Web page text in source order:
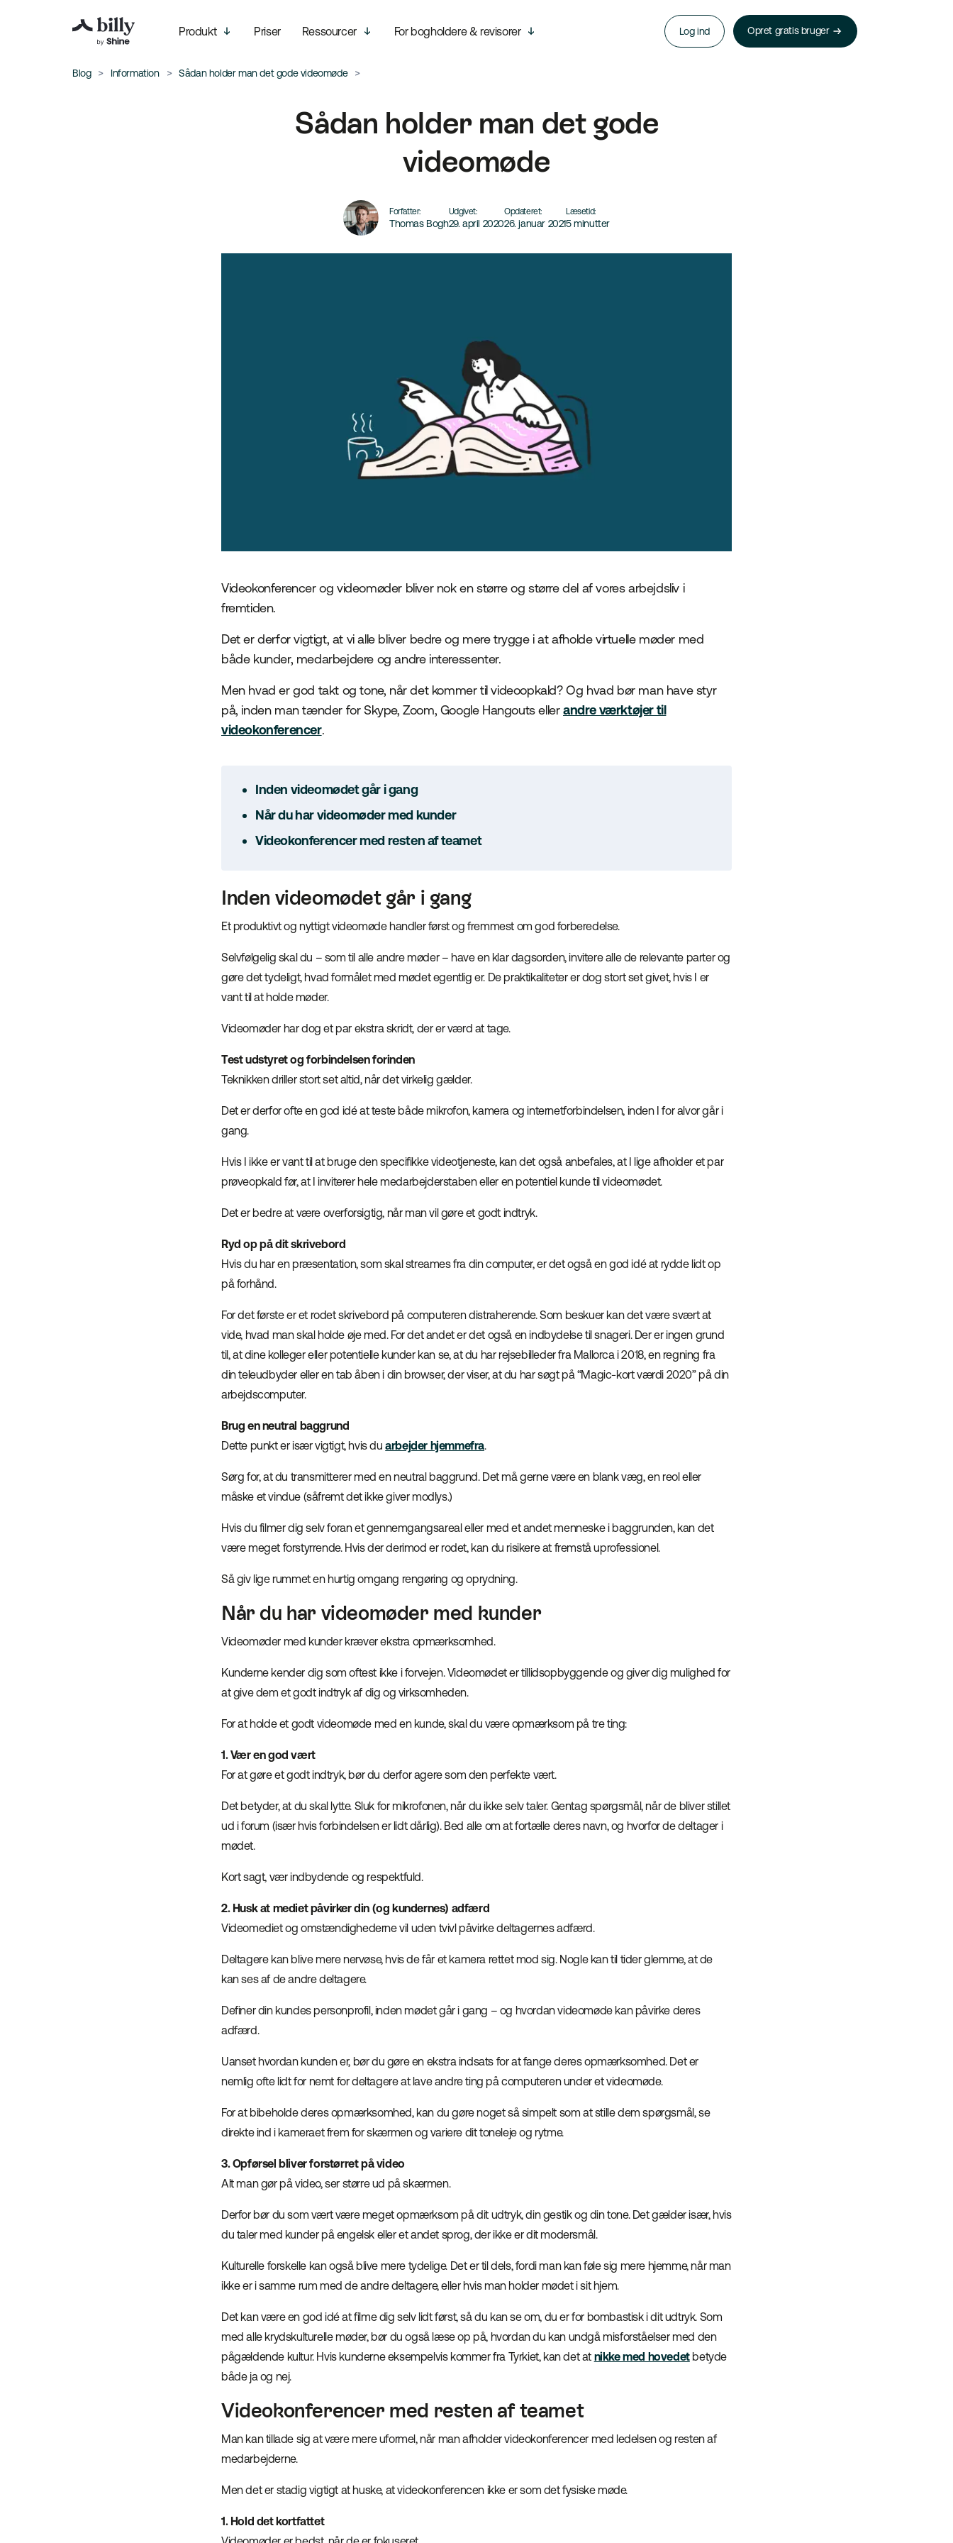
Produkt Priser Ressourcer For bogholdere & revisorer Log ind Opret gratis bruger
Blog Information Sådan holder man det gode videomøde
Sådan holder man det gode
videomøde
Forfatter:
Thomas Bogh
Udgivet:
29. april 2020
Opdateret:
26. januar 2021
Læsetid:
5 minutter
Inden videomødet går i gang
Når du har videomøder med kunder
Videokonferencer med resten af teamet
Videokonferencer og videomøder bliver nok en større og større del af vores arbejdsliv i
fremtiden.
Det er derfor vigtigt, at vi alle bliver bedre og mere trygge i at afholde virtuelle møder med
både kunder, medarbejdere og andre interessenter.
Men hvad er god takt og tone, når det kommer til videoopkald? Og hvad bør man have styr
på, inden man tænder for Skype, Zoom, Google Hangouts ellerandre værktøjer til
videokonferencer.
Inden videomødet går i gang
Et produktivt og nyttigt videomøde handler først og fremmest om god forberedelse.
Selvfølgelig skal du – som til alle andre møder – have en klar dagsorden, invitere alle de relevante parter og
gøre det tydeligt, hvad formålet med mødet egentlig er. De praktikaliteter er dog stort set givet, hvis I er
vant til at holde møder.
Videomøder har dog et par ekstra skridt, der er værd at tage.
Test udstyret og forbindelsen forinden
Teknikken driller stort set altid, når det virkelig gælder.
Det er derfor ofte en god idé at teste både mikrofon, kamera og internetforbindelsen, inden I for alvor går i
gang.
Hvis I ikke er vant til at bruge den specifikke videotjeneste, kan det også anbefales, at I lige afholder et par
prøveopkald før, at I inviterer hele medarbejderstaben eller en potentiel kunde til videomødet.
Det er bedre at være overforsigtig, når man vil gøre et godt indtryk.
Ryd op på dit skrivebord
Hvis du har en præsentation, som skal streames fra din computer, er det også en god idé at rydde lidt op
på forhånd.
For det første er et rodet skrivebord på computeren distraherende. Som beskuer kan det være svært at
vide, hvad man skal holde øje med. For det andet er det også en indbydelse til snageri. Der er ingen grund
til, at dine kolleger eller potentielle kunder kan se, at du har rejsebilleder fra Mallorca i 2018, en regning fra
din teleudbyder eller en tab åben i din browser, der viser, at du har søgt på “Magic-kort værdi 2020” på din
arbejdscomputer.
Brug en neutral baggrund
Dette punkt er især vigtigt, hvis duarbejder hjemmefra.
Sørg for, at du transmitterer med en neutral baggrund. Det må gerne være en blank væg, en reol eller
måske et vindue (såfremt det ikke giver modlys.)
Hvis du filmer dig selv foran et gennemgangsareal eller med et andet menneske i baggrunden, kan det
være meget forstyrrende. Hvis der derimod er rodet, kan du risikere at fremstå uprofessionel.
Så giv lige rummet en hurtig omgang rengøring og oprydning.
Når du har videomøder med kunder
Videomøder med kunder kræver ekstra opmærksomhed.
Kunderne kender dig som oftest ikke i forvejen. Videomødet er tillidsopbyggende og giver dig mulighed for
at give dem et godt indtryk af dig og virksomheden.
For at holde et godt videomøde med en kunde, skal du være opmærksom på tre ting:
1. Vær en god vært
For at gøre et godt indtryk, bør du derfor agere som den perfekte vært.
Det betyder, at du skal lytte. Sluk for mikrofonen, når du ikke selv taler. Gentag spørgsmål, når de bliver stillet
ud i forum (især hvis forbindelsen er lidt dårlig). Bed alle om at fortælle deres navn, og hvorfor de deltager i
mødet.
Kort sagt, vær indbydende og respektfuld.
2. Husk at mediet påvirker din (og kundernes) adfærd
Videomediet og omstændighederne vil uden tvivl påvirke deltagernes adfærd.
Deltagere kan blive mere nervøse, hvis de får et kamera rettet mod sig. Nogle kan til tider glemme, at de
kan ses af de andre deltagere.
Definer din kundes personprofil, inden mødet går i gang – og hvordan videomøde kan påvirke deres
adfærd.
Uanset hvordan kunden er, bør du gøre en ekstra indsats for at fange deres opmærksomhed. Det er
nemlig ofte lidt for nemt for deltagere at lave andre ting på computeren under et videomøde.
For at bibeholde deres opmærksomhed, kan du gøre noget så simpelt som at stille dem spørgsmål, se
direkte ind i kameraet frem for skærmen og variere dit toneleje og rytme.
3. Opførsel bliver forstørret på video
Alt man gør på video, ser større ud på skærmen.
Derfor bør du som vært være meget opmærksom på dit udtryk, din gestik og din tone. Det gælder især, hvis
du taler med kunder på engelsk eller et andet sprog, der ikke er dit modersmål.
Kulturelle forskelle kan også blive mere tydelige. Det er til dels, fordi man kan føle sig mere hjemme, når man
ikke er i samme rum med de andre deltagere, eller hvis man holder mødet i sit hjem.
Det kan være en god idé at filme dig selv lidt først, så du kan se om, du er for bombastisk i dit udtryk. Som
med alle krydskulturelle møder, bør du også læse op på, hvordan du kan undgå misforståelser med den
pågældende kultur. Hvis kunderne eksempelvis kommer fra Tyrkiet, kan det at nikke med hovedetbetyde
både ja og nej.
Videokonferencer med resten af teamet
Man kan tillade sig at være mere uformel, når man afholder videokonferencer med ledelsen og resten af
medarbejderne.
Men det er stadig vigtigt at huske, at videokonferencen ikke er som det fysiske møde.
1. Hold det kortfattet